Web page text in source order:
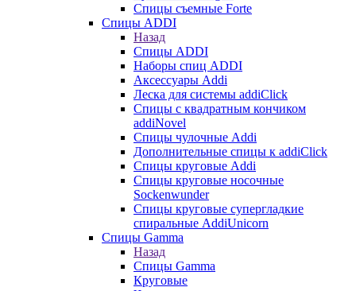
Спицы съемные Forte
Спицы ADDI
Назад
Спицы ADDI
Наборы спиц ADDI
Аксессуары Addi
Леска для системы addiClick
Спицы с квадратным кончиком
addiNovel
Спицы чулочные Addi
Дополнительные спицы к addiClick
Спицы круговые Addi
Спицы круговые носочные
Sockenwunder
Спицы круговые супергладкие
спиральные AddiUnicorn
Спицы Gamma
Назад
Спицы Gamma
Круговые